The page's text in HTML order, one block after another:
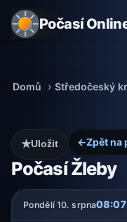
Počasí
Domů Středočeský
←Zpět na
Počasí Žleby
★Uložit
Pondělí 10. srpna08:07